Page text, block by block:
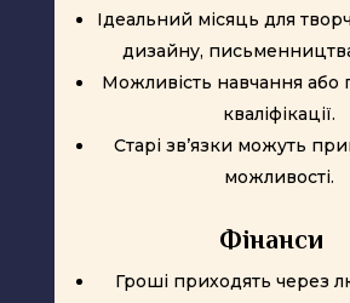
Ідеальний місяць для
дизайну,
Можливість навчання або
кваліфікації.
Старі зв’язки можуть
можливості.
Фінанси
Гроші приходять через